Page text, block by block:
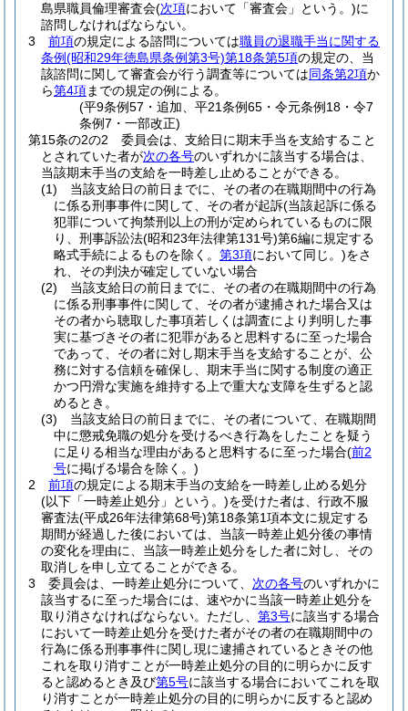
島県職員倫理審査会(次項において「審査会」という。)に
諮問しなければならない。
3
前項の規定による諮問については職員の退職手当に関する
条例(昭和29年徳島県条例第3号)第18条第5項の規定の、当
該諮問に関して審査会が行う調査等については同条第2項か
ら第4項までの規定の例による。
(平9条例57・追加、平21条例65・令元条例18・令7
条例7・一部改正)
第15条の2の2
委員会は、支給日に期末手当を支給すること
とされていた者が次の各号のいずれかに該当する場合は、
当該期末手当の支給を一時差し止めることができる。
(1)
当該支給日の前日までに、その者の在職期間中の行為
に係る刑事事件に関して、その者が起訴(当該起訴に係る
犯罪について拘禁刑以上の刑が定められているものに限
り、刑事訴訟法(昭和23年法律第131号)第6編に規定する
略式手続によるものを除く。 第3項において同じ。)をさ
れ、その判決が確定していない場合
(2)
当該支給日の前日までに、その者の在職期間中の行為
に係る刑事事件に関して、その者が逮捕された場合又は
その者から聴取した事項若しくは調査により判明した事
実に基づきその者に犯罪があると思料するに至った場合
であって、その者に対し期末手当を支給することが、公
務に対する信頼を確保し、期末手当に関する制度の適正
かつ円滑な実施を維持する上で重大な支障を生ずると認
めるとき。
(3)
当該支給日の前日までに、その者について、在職期間
中に懲戒免職の処分を受けるべき行為をしたことを疑う
に足りる相当な理由があると思料するに至った場合(前2
号に掲げる場合を除く。)
2
前項の規定による期末手当の支給を一時差し止める処分
(以下「一時差止処分」という。)を受けた者は、行政不服
審査法(平成26年法律第68号)第18条第1項本文に規定する
期間が経過した後においては、当該一時差止処分後の事情
の変化を理由に、当該一時差止処分をした者に対し、その
取消しを申し立てることができる。
3
委員会は、一時差止処分について、 次の各号のいずれかに
該当するに至った場合には、速やかに当該一時差止処分を
取り消さなければならない。 ただし、 第3号に該当する場合
において一時差止処分を受けた者がその者の在職期間中の
行為に係る刑事事件に関し現に逮捕されているときその他
これを取り消すことが一時差止処分の目的に明らかに反す
ると認めるとき及び第5号に該当する場合においてこれを取
り消すことが一時差止処分の目的に明らかに反すると認め